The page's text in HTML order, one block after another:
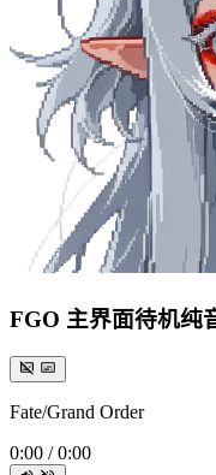
FGO 主界面待机纯
Fate/Grand Order
0:00 / 0:00